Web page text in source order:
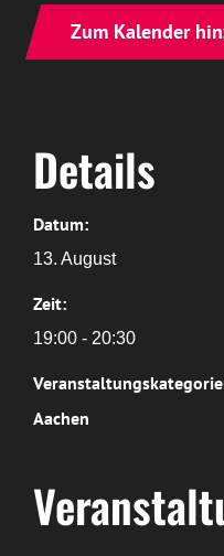
Zum Kalender
Details
Datum:
13. August
Zeit:
19:00 - 20:30
Aachen